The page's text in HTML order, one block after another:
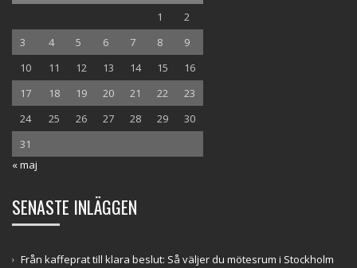
1
2
3
4 5 6 7 8
9
10
11 12 13 14 15
16
17
18 19 20 21 22
23
24
25 26 27 28 29
30
31
« maj
SENASTE INLÄGGEN
Från kaffeprat till klara beslut: Så väljer du mötesrum i Stockholm